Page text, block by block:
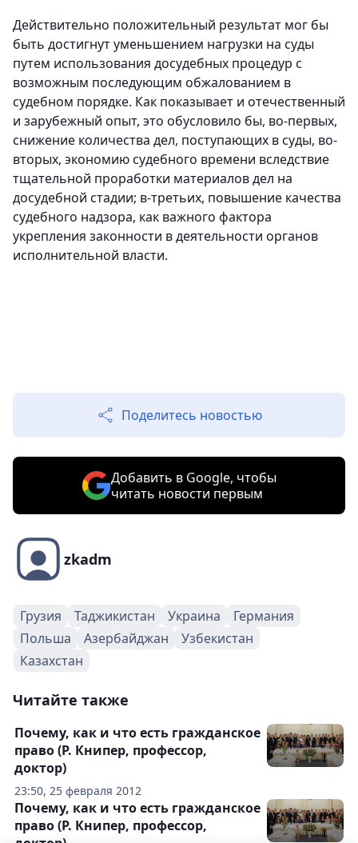
Действительно положительный результат мог бы
быть достигнут уменьшением нагрузки на суды
путем использования досудебных процедур с
возможным последующим обжалованием в
судебном порядке. Как показывает и отечественный
и зарубежный опыт, это обусловило бы, во-первых,
снижение количества дел, поступающих в суды, во-
вторых, экономию судебного времени вследствие
тщательной проработки материалов дел на
досудебной стадии; в-третьих, повышение качества
судебного надзора, как важного фактора
укрепления законности в деятельности органов
исполнительной власти.
Поделитесь новостью
Добавить в Google, чтобы
читать новости первым
zkadm
Грузия Таджикистан Украина
Германия
Польша
Азербайджан
Узбекистан
Казахстан
Читайте также
23:50, 25 февраля 2012
Почему, как и что есть гражданское
право (Р. Книпер, профессор,
доктор)
Почему, как и что есть гражданское
право (Р. Книпер, профессор,